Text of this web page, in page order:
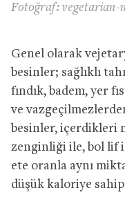
Fotoğraf: vegetarian-
Genel olarak
besinler; sağlıklı
fındık, badem, yer
ve
besinler, içerdikleri
zenginliği ile, bol lif
ete oranla aynı
düşük kaloriye